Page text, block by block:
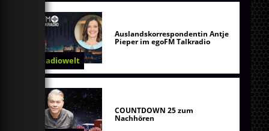
Radiowelt
Auslandskorrespondentin Antje
Pieper im egoFM Talkradio
COUNTDOWN 25 zum
Nachhören